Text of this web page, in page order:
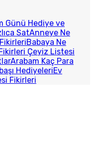
Günü Hediye ve
SatAnneye Ne
Babaya Ne
Çeyiz Listesi
Arabam Kaç Para
HediyeleriEv
Fikirleri